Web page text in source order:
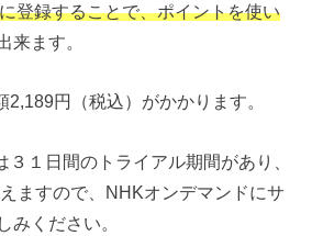
登録することで、ポイントを使い
来ます。
円（税込）がかかります。
１日間のトライアル期間があり、
ますので、NHKオンデマンドにサ
みください。